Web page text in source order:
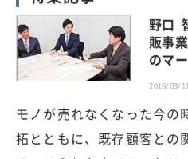
野口
販事
のマ
2016/03/11
モノが売れなくなった今の
拓とともに、既存顧客との